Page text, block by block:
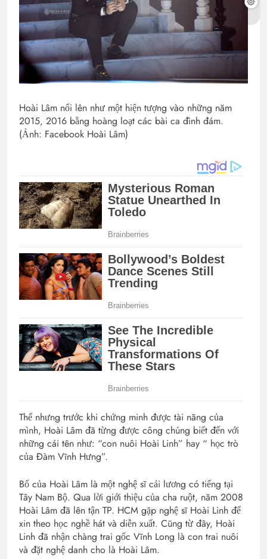
Hoài Lâm nổi lên như một hiện tượng vào những năm
2015, 2016 bằng hoàng loạt các bài ca đình đám.
(Ảnh: Facebook Hoài Lâm)
Thế nhưng trước khi chứng minh được tài năng của
mình, Hoài Lâm đã từng được công chúng biết đến với
những cái tên như: “con nuôi Hoài Linh” hay “ học trò
của Đàm Vĩnh Hưng”.
Bố của Hoài Lâm là một nghệ sĩ cải lương có tiếng tại
Tây Nam Bộ. Qua lời giới thiệu của cha ruột, năm 2008
Hoài Lâm đã lên tận TP. HCM gặp nghệ sĩ Hoài Linh để
xin theo học nghề hát và diễn xuất. Cũng từ đây, Hoài
Linh đã nhận chàng trai gốc Vĩnh Long là con trai nuôi
và đặt nghệ danh cho là Hoài Lâm.